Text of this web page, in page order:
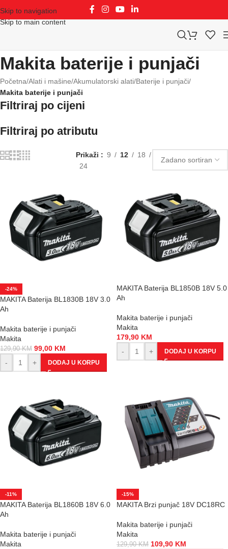
Skip to navigation
Skip to main content
Makita baterije i punjači
Početna/Alati i mašine/Akumulatorski alati/Baterije i punjači/
Makita baterije i punjači
Filtriraj po cijeni
Filtriraj po atributu
Prikaži 9 12
18
24
-24%
MAKITA Baterija BL1830B 18V 3.0
Ah
Makita baterije i punjači
Makita
129,90KM 99,00 KM
-
+ DODAJ U KORPU
MAKITA Baterija BL1850B 18V 5.0
Ah
Makita baterije i punjači
Makita
179,90 KM
-
+ DODAJ U KORPU
-11%
MAKITA Baterija BL1860B 18V 6.0
Ah
Makita baterije i punjači
Makita
-15%
MAKITA Brzi punjač 18V DC18RC
Makita baterije i punjači
Makita
129,90KM 109,90 KM